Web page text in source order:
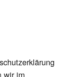
wir im